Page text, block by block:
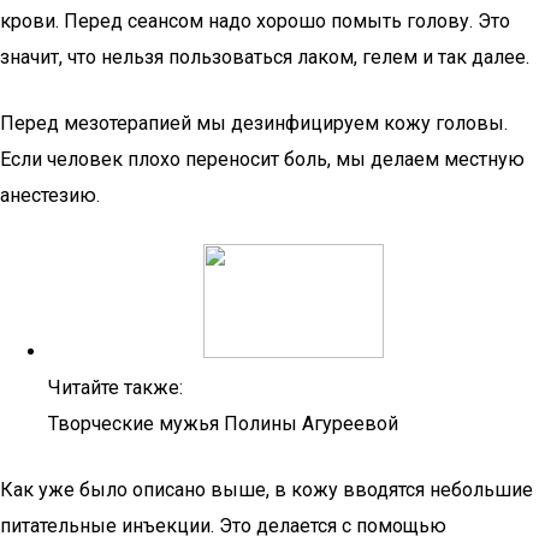
крови. Перед сеансом надо хорошо помыть голову. Это
значит, что нельзя пользоваться лаком, гелем и так далее.
Перед мезотерапией мы дезинфицируем кожу головы.
Если человек плохо переносит боль, мы делаем местную
анестезию.
Читайте также:
Творческие мужья Полины Агуреевой
Как уже было описано выше, в кожу вводятся небольшие
питательные инъекции. Это делается с помощью